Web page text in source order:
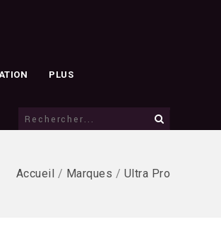
PLUS
Accueil / Marques / Ultra Pro